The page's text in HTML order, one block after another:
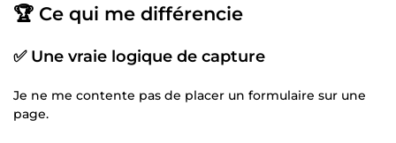
🏆 Ce qui me différencie
✅ Une vraie logique de capture
Je ne me contente pas de placer un formulaire sur une
page.